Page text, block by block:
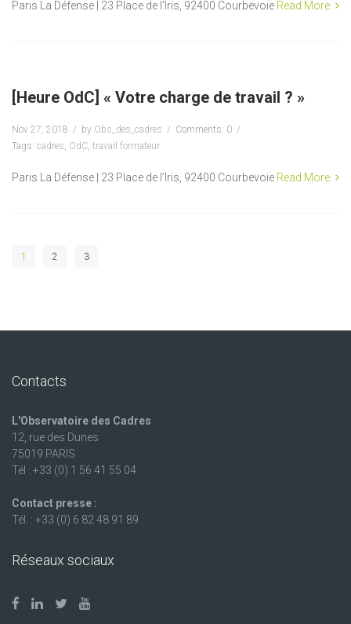
Paris La Défense | 23 Place de l’Iris, 92400 Courbevoie Read More
[Heure OdC] « Votre charge de travail ? »
Nov 27, 2018 by Obs_des_cadres
Comments: 0
Tags: cadres, OdC, travail formateur
Paris La Défense | 23 Place de l’Iris, 92400 Courbevoie Read More
1 2 3
Contacts
L'Observatoire des Cadres
12, rue des Dunes
75019 PARIS
Tél : +33 (0) 1 56 41 55 04
Contact presse :
Tél. : +33 (0) 6 82 48 91 89
Réseaux sociaux